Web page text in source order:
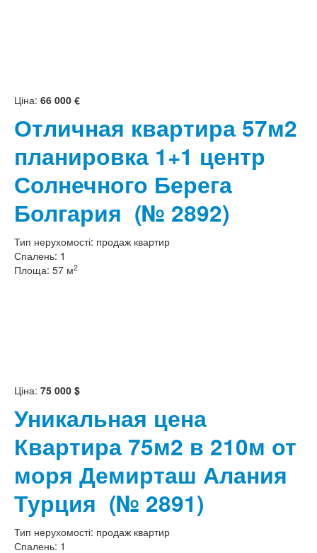
Ціна: 66 000 €
Отличная квартира 57м2
планировка 1+1 центр
Солнечного Берега
Болгария (№ 2892)
Тип нерухомості: продаж квартир
Спалень: 1
Площа: 57 м2
Ціна: 75 000 $
Уникальная цена
Квартира 75м2 в 210м от
моря Демирташ Алания
Турция (№ 2891)
Тип нерухомості: продаж квартир
Спалень: 1